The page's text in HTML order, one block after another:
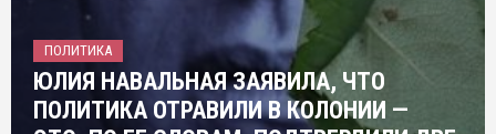
ПОЛИТИКА
ЮЛИЯ НАВАЛЬНАЯ ЗАЯВИЛА, ЧТО
ПОЛИТИКА ОТРАВИЛИ В КОЛОНИИ —